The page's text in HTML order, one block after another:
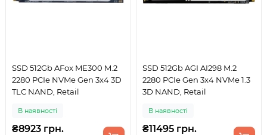
SSD 512Gb AFox ME300 M.2
2280 PCIe NVMe Gen 3x4 3D
TLC NAND, Retail
В наявності
₴8923 грн.
SSD 512Gb AGI AI298 M.2
2280 PCIe Gen 3x4 NVMe 1.3
3D NAND, Retail
В наявності
₴11495 грн.